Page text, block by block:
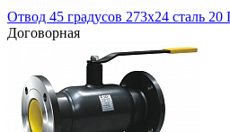
Отвод 45 градусов 273х24 сталь
Договорная